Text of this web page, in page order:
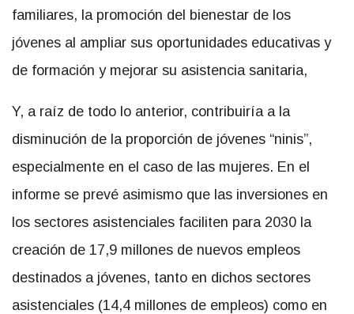
familiares, la promoción del bienestar de los
jóvenes al ampliar sus oportunidades educativas y
de formación y mejorar su asistencia sanitaria,
Y, a raíz de todo lo anterior, contribuiría a la
disminución de la proporción de jóvenes “ninis”,
especialmente en el caso de las mujeres. En el
informe se prevé asimismo que las inversiones en
los sectores asistenciales faciliten para 2030 la
creación de 17,9 millones de nuevos empleos
destinados a jóvenes, tanto en dichos sectores
asistenciales (14,4 millones de empleos) como en